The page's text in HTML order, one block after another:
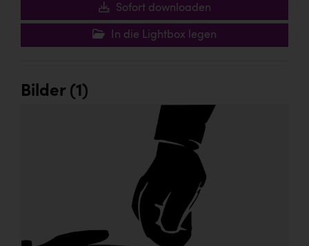
Dopgas
kontakt
Sofort downloaden
In die Lightbox legen
Bilder (1)